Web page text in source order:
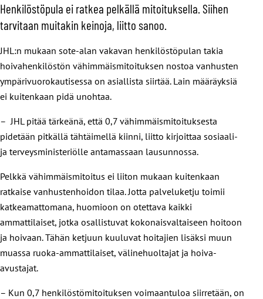
Henkilöstöpula ei ratkea pelkällä mitoituksella. Siihen
tarvitaan muitakin keinoja, liitto sanoo.
JHL:n mukaan sote-alan vakavan henkilöstöpulan takia
hoivahenkilöstön vähimmäismitoituksen nostoa vanhusten
ympärivuorokautisessa on asiallista siirtää. Lain määräyksiä
ei kuitenkaan pidä unohtaa.
– JHL pitää tärkeänä, että 0,7 vähimmäismitoituksesta
pidetään pitkällä tähtäimellä kiinni, liitto kirjoittaa sosiaali-
ja terveysministeriölle antamassaan lausunnossa.
Pelkkä vähimmäismitoitus ei liiton mukaan kuitenkaan
ratkaise vanhustenhoidon tilaa. Jotta palveluketju toimii
katkeamattomana, huomioon on otettava kaikki
ammattilaiset, jotka osallistuvat kokonaisvaltaiseen hoitoon
ja hoivaan. Tähän ketjuun kuuluvat hoitajien lisäksi muun
muassa ruoka-ammattilaiset, välinehuoltajat ja hoiva-
avustajat.
– Kun 0,7 henkilöstömitoituksen voimaantuloa siirretään, on